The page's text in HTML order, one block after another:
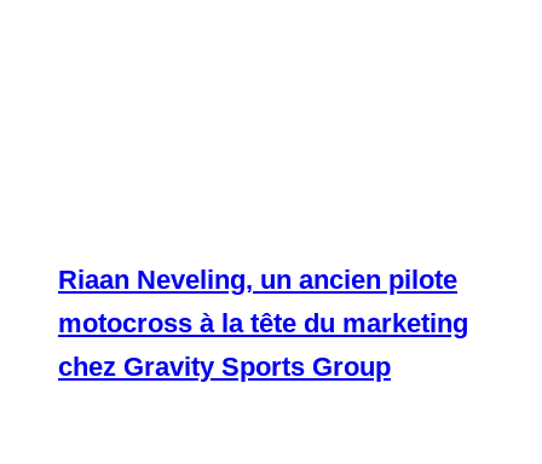
Riaan Neveling, un ancien pilote
motocross à la tête du marketing
chez Gravity Sports Group